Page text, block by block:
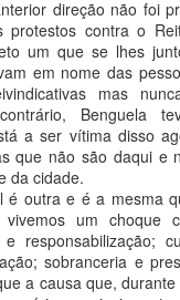
direção não foi
contra o
um que se lhes
em nome das
mas
Benguela
a ser vítima disso
que não são daqui e
da cidade.
é outra e é a mesma
vivemos um choque
e responsabilização;
sobranceria e
a causa que,